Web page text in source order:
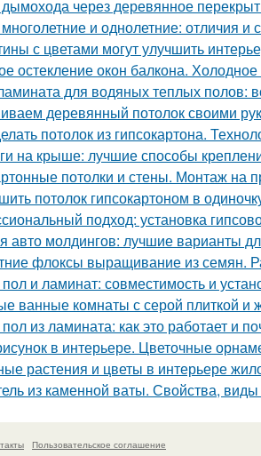
через деревянное
и однолетние: отличия и
с цветами могут улучшить
остекление окон балкона.
для водяных теплых полов:
деревянный потолок своими
потолок из гипсокартона.
на крыше: лучшие способы
потолки и стены. Монтаж на
потолок гипсокартоном в
подход: установка
авто молдингов: лучшие варианты
флоксы выращивание из семян.
и ламинат: совместимость и
ванные комнаты с серой плиткой и
из ламината: как это работает и
в интерьере. Цветочные
растения и цветы в интерьере
из каменной ваты. Свойства,
Пользовательское соглашение